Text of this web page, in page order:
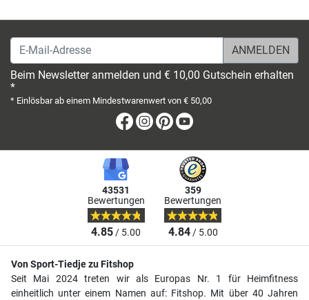
E-Mail-Adresse
Beim Newsletter anmelden und € 10,00 Gutschein erhalten
*
* Einlösbar ab einem Mindestwarenwert von € 50,00
Facebook
Instagram
Pinterest
43531
Bewertungen
4.85/ 5.00
359
Bewertungen
4.84/ 5.00
Von Sport-Tiedje zu Fitshop
Seit Mai 2024 treten wir als Europas Nr. 1 für Heimfitness
einheitlich unter einem Namen auf: Fitshop. Mit über 40 Jahren